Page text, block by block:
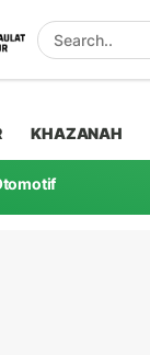
KHAZANAH